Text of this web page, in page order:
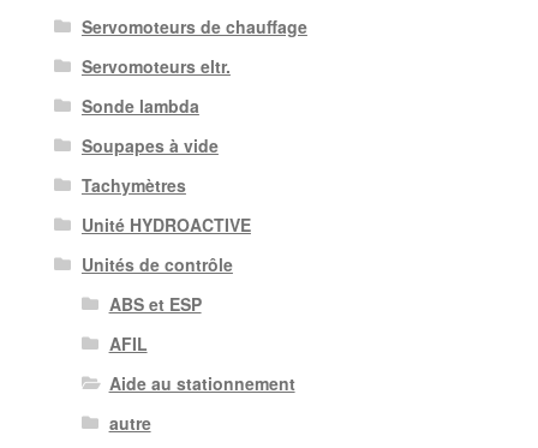
Servomoteurs de chauffage
Servomoteurs eltr.
Sonde lambda
Soupapes à vide
Tachymètres
Unité HYDROACTIVE
Unités de contrôle
ABS et ESP
AFIL
Aide au stationnement
autre